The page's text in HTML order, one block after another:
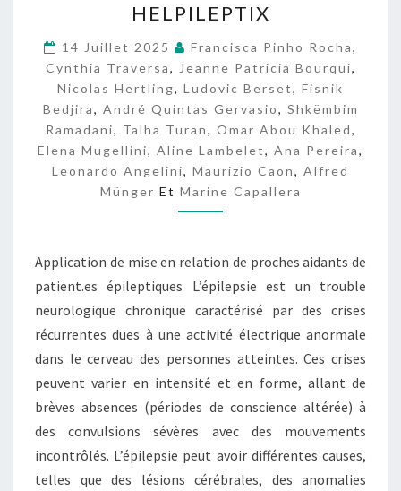
E
P
I
L
E
P
T
I
X
HELPILEPTIX
14 Juillet 2025 Francisca Pinho Rocha,
Cynthia Traversa, Jeanne Patricia Bourqui,
Nicolas Hertling, Ludovic Berset, Fisnik
Bedjira, André Quintas Gervasio, Shkëmbim
Ramadani, Talha Turan, Omar Abou Khaled,
Elena Mugellini, Aline Lambelet, Ana Pereira,
Leonardo Angelini, Maurizio Caon, Alfred
Münger Et Marine Capallera
Application de mise en relation de proches aidants de
patient.es épileptiques L’épilepsie est un trouble
neurologique chronique caractérisé par des crises
récurrentes dues à une activité électrique anormale
dans le cerveau des personnes atteintes. Ces crises
peuvent varier en intensité et en forme, allant de
brèves absences (périodes de conscience altérée) à
des convulsions sévères avec des mouvements
incontrôlés. L’épilepsie peut avoir différentes causes,
telles que des lésions cérébrales, des anomalies